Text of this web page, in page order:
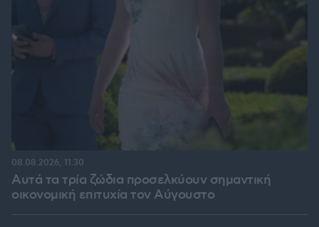
Αυτά τα τρία ζώδια προσελκύουν σημαντική
οικονομική επιτυχία τον Αύγουστο
08.08.2026, 11:30